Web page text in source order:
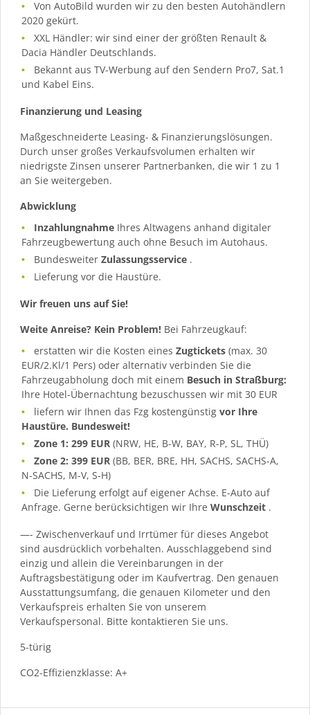
Von AutoBild wurden wir zu den besten Autohändlern
2020 gekürt.
XXL Händler: wir sind einer der größten Renault &
Dacia Händler Deutschlands.
Bekannt aus TV-Werbung auf den Sendern Pro7, Sat.1
und Kabel Eins.
Finanzierung und Leasing
Maßgeschneiderte Leasing- & Finanzierungslösungen.
Durch unser großes Verkaufsvolumen erhalten wir
niedrigste Zinsen unserer Partnerbanken, die wir 1 zu 1
an Sie weitergeben.
Abwicklung
Inzahlungnahme Ihres Altwagens anhand digitaler
Fahrzeugbewertung auch ohne Besuch im Autohaus.
BundesweiterZulassungsservice .
Lieferung vor die Haustüre.
Wir freuen uns auf Sie!
Weite Anreise? Kein Problem! Bei Fahrzeugkauf:
erstatten wir die Kosten einesZugtickets (max. 30
EUR/2.Kl/1 Pers) oder alternativ verbinden Sie die
Fahrzeugabholung doch mit einem Besuch in Straßburg:
Ihre Hotel-Übernachtung bezuschussen wir mit 30 EUR
liefern wir Ihnen das Fzg kostengünstigvor Ihre
Haustüre. Bundesweit!
Zone 1: 299 EUR (NRW, HE, B-W, BAY, R-P, SL, THÜ)
Zone 2: 399 EUR (BB, BER, BRE, HH, SACHS, SACHS-A,
N-SACHS, M-V, S-H)
Die Lieferung erfolgt auf eigener Achse. E-Auto auf
Anfrage. Gerne berücksichtigen wir Ihre Wunschzeit .
—- Zwischenverkauf und Irrtümer für dieses Angebot
sind ausdrücklich vorbehalten. Ausschlaggebend sind
einzig und allein die Vereinbarungen in der
Auftragsbestätigung oder im Kaufvertrag. Den genauen
Ausstattungsumfang, die genauen Kilometer und den
Verkaufspreis erhalten Sie von unserem
Verkaufspersonal. Bitte kontaktieren Sie uns.
5-türig
CO2-Effizienzklasse: A+